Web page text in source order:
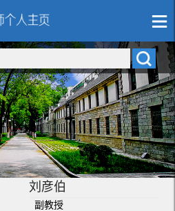
刘彦伯
副教授